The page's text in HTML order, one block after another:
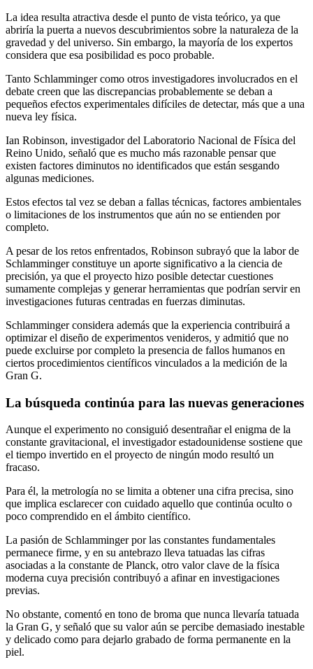
La idea resulta atractiva desde el punto de vista teórico, ya que
abriría la puerta a nuevos descubrimientos sobre la naturaleza de la
gravedad y del universo. Sin embargo, la mayoría de los expertos
considera que esa posibilidad es poco probable.
Tanto Schlamminger como otros investigadores involucrados en el
debate creen que las discrepancias probablemente se deban a
pequeños efectos experimentales difíciles de detectar, más que a una
nueva ley física.
Ian Robinson, investigador del Laboratorio Nacional de Física del
Reino Unido, señaló que es mucho más razonable pensar que
existen factores diminutos no identificados que están sesgando
algunas mediciones.
Estos efectos tal vez se deban a fallas técnicas, factores ambientales
o limitaciones de los instrumentos que aún no se entienden por
completo.
A pesar de los retos enfrentados, Robinson subrayó que la labor de
Schlamminger constituye un aporte significativo a la ciencia de
precisión, ya que el proyecto hizo posible detectar cuestiones
sumamente complejas y generar herramientas que podrían servir en
investigaciones futuras centradas en fuerzas diminutas.
Schlamminger considera además que la experiencia contribuirá a
optimizar el diseño de experimentos venideros, y admitió que no
puede excluirse por completo la presencia de fallos humanos en
ciertos procedimientos científicos vinculados a la medición de la
Gran G.
La búsqueda continúa para las nuevas generaciones
Aunque el experimento no consiguió desentrañar el enigma de la
constante gravitacional, el investigador estadounidense sostiene que
el tiempo invertido en el proyecto de ningún modo resultó un
fracaso.
Para él, la metrología no se limita a obtener una cifra precisa, sino
que implica esclarecer con cuidado aquello que continúa oculto o
poco comprendido en el ámbito científico.
La pasión de Schlamminger por las constantes fundamentales
permanece firme, y en su antebrazo lleva tatuadas las cifras
asociadas a la constante de Planck, otro valor clave de la física
moderna cuya precisión contribuyó a afinar en investigaciones
previas.
No obstante, comentó en tono de broma que nunca llevaría tatuada
la Gran G, y señaló que su valor aún se percibe demasiado inestable
y delicado como para dejarlo grabado de forma permanente en la
piel.